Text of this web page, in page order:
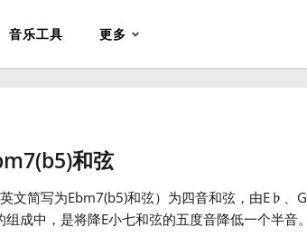
音乐工具 更多
和弦
文简写为Ebm7(b5)和弦）为四音和弦，由E♭ 、G
成中，是将降E小七和弦的五度音降低一个半音。